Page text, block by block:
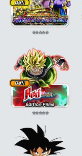
⭐⭐⭐⭐⭐
⭐⭐⭐⭐⭐